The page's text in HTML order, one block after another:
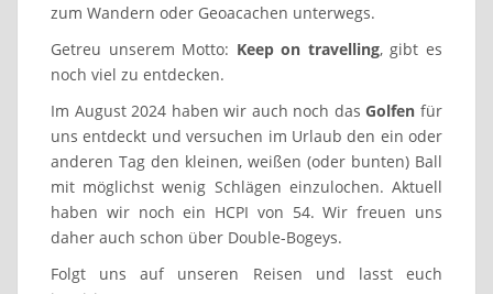
zum Wandern oder Geoacachen unterwegs.
Getreu unserem Motto: Keep on travelling, gibt es
noch viel zu entdecken.
Im August 2024 haben wir auch noch dasGolfen für
uns entdeckt und versuchen im Urlaub den ein oder
anderen Tag den kleinen, weißen (oder bunten) Ball
mit möglichst wenig Schlägen einzulochen. Aktuell
haben wir noch ein HCPI von 54. Wir freuen uns
daher auch schon über Double-Bogeys.
Folgt uns auf unseren Reisen und lasst euch